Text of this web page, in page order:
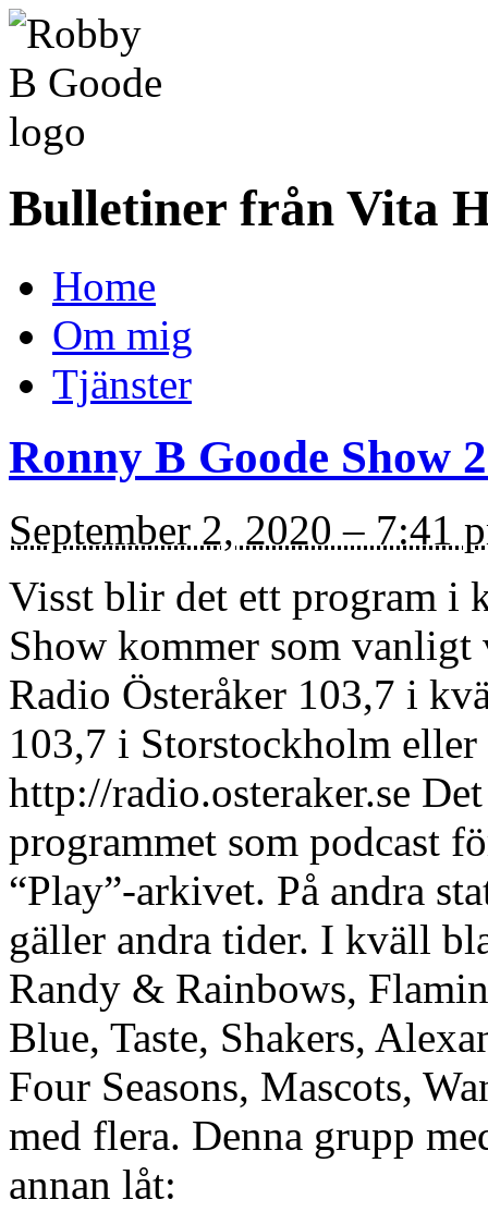
Bulletiner från Vita
Home
Om mig
Tjänster
Ronny B Goode Show
September 2, 2020 – 7:41
Visst blir det ett program i
Show kommer som vanligt
Radio Österåker 103,7 i
103,7 i Storstockholm
http://radio.osteraker.se
programmet som podcast
“Play”-arkivet. På andra
gäller andra tider. I kväll
Randy & Rainbows,
Blue, Taste, Shakers,
Four Seasons, Mascots,
med flera. Denna grupp
annan låt: